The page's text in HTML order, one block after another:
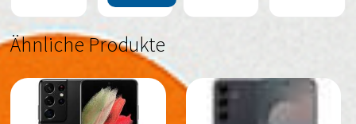
Ähnliche Produkte